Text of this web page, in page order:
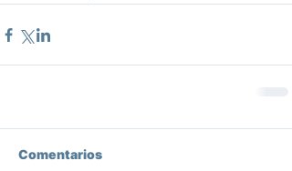
Comentarios